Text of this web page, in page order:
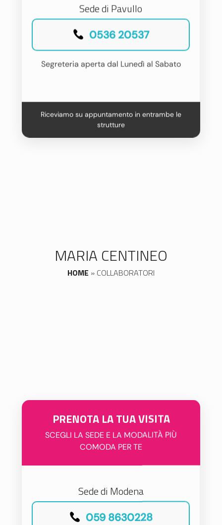
Sede di Pavullo
0536 20537
Segreteria aperta dal Lunedì al Sabato
Riceviamo su appuntamento in entrambe le
strutture
MARIA CENTINEO
HOME » COLLABORATORI
PRENOTA LA TUA VISITA
SCEGLI LA SEDE E LA MODALITÀ PIÙ
COMODA PER TE
Sede di Modena
059 8630228